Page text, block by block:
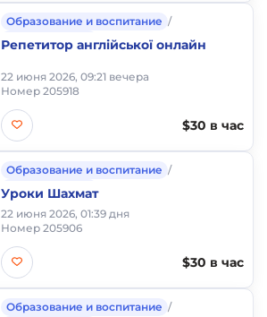
Образование и воспитание /
Частные уроки
Репетитор англійської онлайн
22 июня 2026, 09:21 вечера
Номер 205918
$30 в час
Образование и воспитание /
Частные уроки
Уроки Шахмат
22 июня 2026, 01:39 дня
Номер 205906
$30 в час
Образование и воспитание /